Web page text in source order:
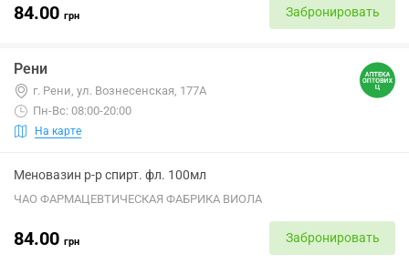
84.00 грн Забронировать
Рени
г. Рени, ул. Вознесенская, 177А
Пн-Вс: 08:00-20:00
На карте
Меновазин р-р спирт. фл. 100мл
ЧАО ФАРМАЦЕВТИЧЕСКАЯ ФАБРИКА ВИОЛА
84.00 грн Забронировать